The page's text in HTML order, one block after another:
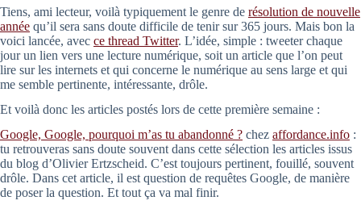
Tiens, ami lecteur, voilà typiquement le genre de résolution de nouvelle
année qu’il sera sans doute difficile de tenir sur 365 jours. Mais bon la
voici lancée, avec ce thread Twitter. L’idée, simple : tweeter chaque
jour un lien vers une lecture numérique, soit un article que l’on peut
lire sur les internets et qui concerne le numérique au sens large et qui
me semble pertinente, intéressante, drôle.
Et voilà donc les articles postés lors de cette première semaine :
Google, Google, pourquoi m’as tu abandonné ? chez affordance.info :
tu retrouveras sans doute souvent dans cette sélection les articles issus
du blog d’Olivier Ertzscheid. C’est toujours pertinent, fouillé, souvent
drôle. Dans cet article, il est question de requêtes Google, de manière
de poser la question. Et tout ça va mal finir.